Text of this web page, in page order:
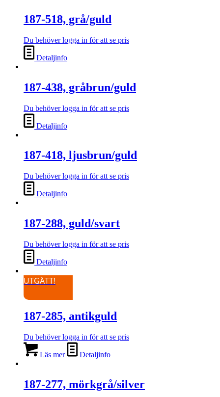
187-518, grå/guld
Du behöver logga in för att se pris
Detaljinfo
187-438, gråbrun/guld
Du behöver logga in för att se pris
Detaljinfo
187-418, ljusbrun/guld
Du behöver logga in för att se pris
Detaljinfo
187-288, guld/svart
Du behöver logga in för att se pris
Detaljinfo
UTGÅTT!
187-285, antikguld
Du behöver logga in för att se pris
Läs mer Detaljinfo
187-277, mörkgrå/silver